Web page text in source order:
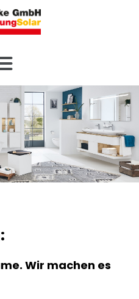
Wir machen es